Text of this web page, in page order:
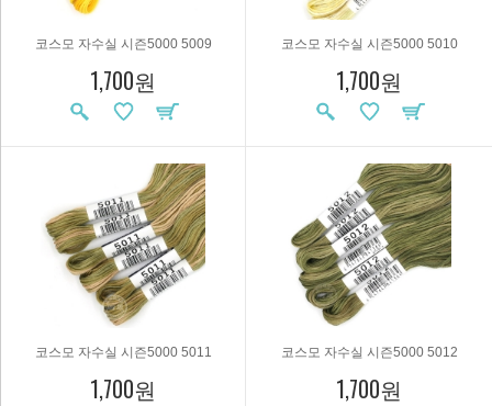
코스모 자수실 시즌5000 5009
1,700원
코스모 자수실 시즌5000 5010
1,700원
코스모 자수실 시즌5000 5011
1,700원
코스모 자수실 시즌5000 5012
1,700원